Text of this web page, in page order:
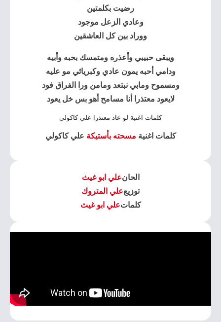
رضيت بكلمتين
وعادي الزعل موجود
ووراد بين كل العاشقين
ويبقى حبيبي وأعذره ومتمسك بحبه وأبيه
ودامي أحبه يمون عادي وكبريائي مو عليه
ومسموح ومابي نبتعد ومامن ورا الفراق فود
لايعود معتذرا أنا مسامح أهو بس خل يعود
كلمات اغنية لو عاد معتذرا علي كاكولي
كلمات اغنية مسحته بأستيكة علي كاكولي
الحانعلي ابو غيث
توزيععلي المتروك
كلماتعلي ابو غيث